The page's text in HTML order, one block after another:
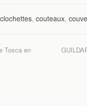
clochettes, couteaux,
Tosca en